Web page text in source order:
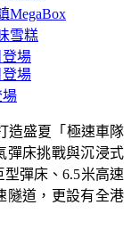
場
造盛夏「極速車隊
彈床挑戰與沉浸式
彈床、6.5米高速
隧道，更設有全港